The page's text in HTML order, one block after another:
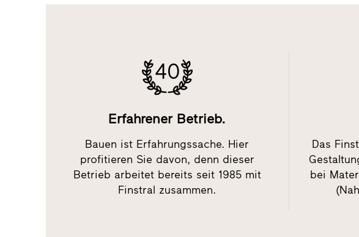
40
Erfahrener Betrieb.
Bauen ist Erfahrungssache. Hier
profitieren Sie davon, denn dieser
Betrieb arbeitet bereits seit 1985 mit
Finstral zusammen.
Das
bei